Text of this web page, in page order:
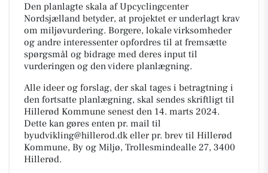
Den planlagte skala af Upcyclingcenter
Nordsjælland betyder, at projektet er underlagt krav
om miljøvurdering. Borgere, lokale virksomheder
og andre interessenter opfordres til at fremsætte
spørgsmål og bidrage med deres input til
vurderingen og den videre planlægning.
Alle ideer og forslag, der skal tages i betragtning i
den fortsatte planlægning, skal sendes skriftligt til
Hillerød Kommune senest den 14. marts 2024.
Dette kan gøres enten pr. mail til
byudvikling@hillerod.dk eller pr. brev til Hillerød
Kommune, By og Miljø, Trollesmindealle 27, 3400
Hillerød.